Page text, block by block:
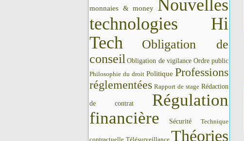
monnaies & money Nouvelles
technologies Hi
Tech
Obligation de
conseil Obligation de vigilance Ordre public
Philosophie du droit Politique Professions
réglementées Rapport de stage Rédaction
de contrat
Régulation
financière
Sécurité Technique
contractuelle Télésurveillance Théories